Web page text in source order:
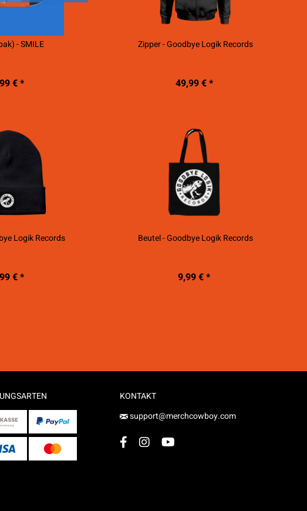
- SMILE
€ *
Zipper - Goodbye Logik Records
49,99 € *
Logik Records
€ *
Beutel - Goodbye Logik Records
9,99 € *
KONTAKT
support@merchcowboy.com